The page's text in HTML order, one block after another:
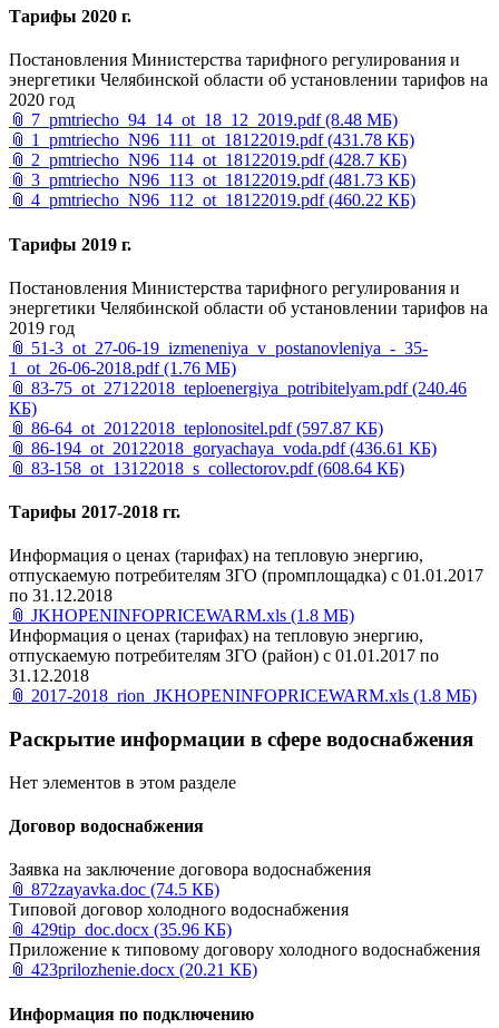
Тарифы 2020 г.
Постановления Министерства тарифного регулирования и
энергетики Челябинской области об установлении тарифов на
2020 год
📎 7_pmtriecho_94_14_ot_18_12_2019.pdf (8.48 МБ)
📎 1_pmtriecho_N96_111_ot_18122019.pdf (431.78 КБ)
📎 2_pmtriecho_N96_114_ot_18122019.pdf (428.7 КБ)
📎 3_pmtriecho_N96_113_ot_18122019.pdf (481.73 КБ)
📎 4_pmtriecho_N96_112_ot_18122019.pdf (460.22 КБ)
Тарифы 2019 г.
Постановления Министерства тарифного регулирования и
энергетики Челябинской области об установлении тарифов на
2019 год
📎 51-3_ot_27-06-19_izmeneniya_v_postanovleniya_-_35-
1_оt_26-06-2018.pdf (1.76 МБ)
📎 83-75_ot_27122018_teploenergiya_potribitelyam.pdf (240.46
КБ)
📎 86-64_ot_20122018_teplonositel.pdf (597.87 КБ)
📎 86-194_ot_20122018_goryachaya_voda.pdf (436.61 КБ)
📎 83-158_ot_13122018_s_collectorov.pdf (608.64 КБ)
Тарифы 2017-2018 гг.
Информация о ценах (тарифах) на тепловую энергию,
отпускаемую потребителям ЗГО (промплощадка) с 01.01.2017
по 31.12.2018
📎 JKHOPENINFOPRICEWARM.xls (1.8 МБ)
Информация о ценах (тарифах) на тепловую энергию,
отпускаемую потребителям ЗГО (район) с 01.01.2017 по
31.12.2018
📎 2017-2018_rion_JKHOPENINFOPRICEWARM.xls (1.8 МБ)
Раскрытие информации в сфере водоснабжения
Нет элементов в этом разделе
Договор водоснабжения
Заявка на заключение договора водоснабжения
📎 872zayavka.doc (74.5 КБ)
Типовой договор холодного водоснабжения
📎 429tip_doc.docx (35.96 КБ)
Приложение к типовому договору холодного водоснабжения
📎 423prilozhenie.docx (20.21 КБ)
Информация по подключению